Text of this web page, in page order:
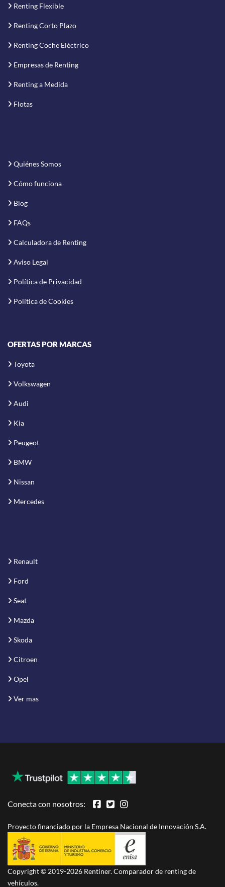
Renting Flexible
Renting Corto Plazo
Renting Coche Eléctrico
Empresas de Renting
Renting a Medida
Flotas
Quiénes Somos
Cómo funciona
Blog
FAQs
Calculadora de Renting
Aviso Legal
Política de Privacidad
Política de Cookies
OFERTAS POR MARCAS
Toyota
Volkswagen
Audi
Kia
Peugeot
BMW
Nissan
Mercedes
Renault
Ford
Seat
Mazda
Skoda
Citroen
Opel
Ver mas
Conecta con nosotros:
Proyecto financiado por la Empresa Nacional de Innovación S.A.
Copyright © 2019-2026 Rentiner. Comparador de renting de
vehículos.